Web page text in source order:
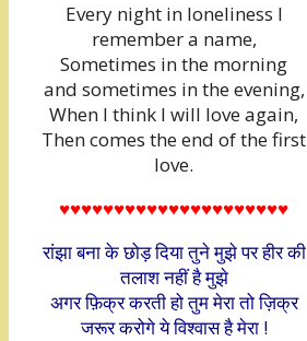
Every night in loneliness I
remember a name,
Sometimes in the morning
and sometimes in the evening,
When I think I will love again,
Then comes the end of the first
love.
♥♥♥♥♥♥♥♥♥♥♥♥♥♥♥♥♥♥♥♥♥
रांझा बना के छोड़ दिया तुने मुझे पर हीर की
तलाश नहीं है मुझे
अगर फ़िक्र करती हो तुम मेरा तो ज़िक्र
जरूर करोगे ये विश्वास है मेरा !